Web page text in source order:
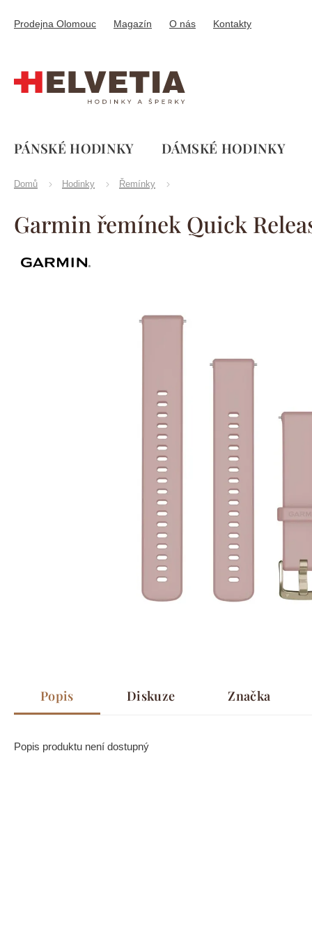
obsah
Prodejna Olomouc Magazín O nás Kontakty
PÁNSKÉ HODINKY DÁMSKÉ HODINKY
Domů Hodinky Řemínky
Garmin řemínek Quick
Značka: Garmin
Popis Diskuze Značka
Popis produktu není dostupný